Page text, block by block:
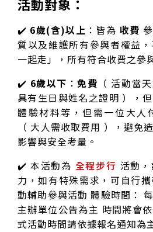
活動對象：
✔️ 6歲(含)以上 ：皆為 收費
質以及維護所有參與者權益
一起走」，所有符合收費之參
✔️ 6歲以下 ：免費 （ 活動當
具有生日與姓名之證明 ），
體驗材料等，但需一位大人
（ 大人需收取費用 ），避免
影響與安全考量。
✔️ 本活動為 全程步行 活動
力，如有特殊需求，可自行
動輔助參與活動 體驗時間：
主辦單位公告為主 時間將會
式活動時間請依據報名通知為